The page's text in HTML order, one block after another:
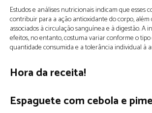
Estudos e análises nutricionais indicam que esses
contribuir para a ação antioxidante do corpo, além
associados à circulação sanguínea e à digestão. A
efeitos, no entanto, costuma variar conforme o
quantidade consumida e a tolerância individual à
Hora da receita!
Espaguete com cebola e